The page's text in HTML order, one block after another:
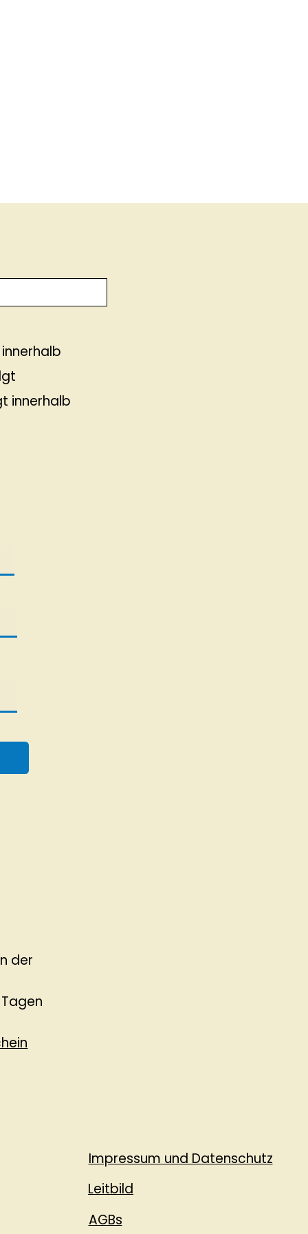
innerhalb
der
Impressum und Datenschutz
Leitbild
AGBs